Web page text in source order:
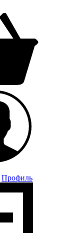
Профиль